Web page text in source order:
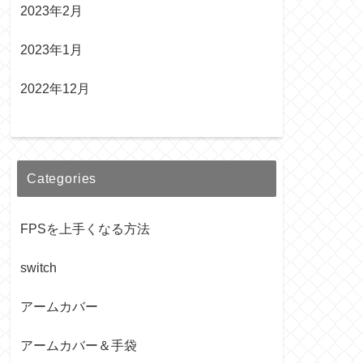
2023年2月
2023年1月
2022年12月
Categories
FPSを上手くなる方法
switch
アームカバー
アームカバー＆手袋